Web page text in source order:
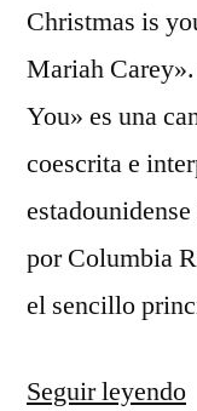
Christmas is
Mariah
You» es una
coescrita e
por Columbia
el sencillo
Seguir leyendo